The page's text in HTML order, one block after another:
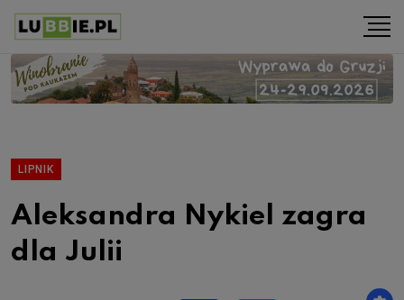
LIPNIK
Aleksandra Nykiel zagra
dla Julii